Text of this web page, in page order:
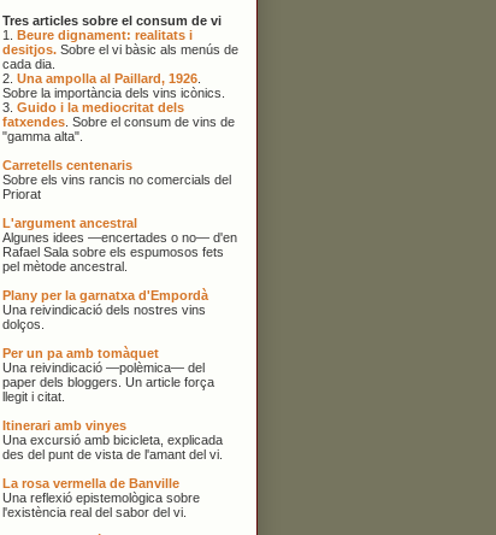
Tres articles sobre el consum de vi
1. Beure dignament: realitats i
desitjos. Sobre el vi bàsic als menús de
cada dia.
2. Una ampolla al Paillard, 1926
Sobre la importància dels vins icònics.
3. Guido i la mediocritat dels
fatxendes . Sobre el consum de vins de
"gamma alta".
Carretells centenaris
Sobre els vins rancis no comercials del
Priorat
L'argument ancestral
Algunes idees —encertades o no— d'en
Rafael Sala sobre els espumosos fets
pel mètode ancestral.
Plany per la garnatxa d'Empordà
Una reivindicació dels nostres vins
dolços.
Per un pa amb tomàquet
Una reivindicació —polèmica— del
paper dels bloggers. Un article força
llegit i citat.
Itinerari amb vinyes
Una excursió amb bicicleta, explicada
des del punt de vista de l'amant del vi.
La rosa vermella de Banville
Una reflexió epistemològica sobre
l'existència real del sabor del vi.